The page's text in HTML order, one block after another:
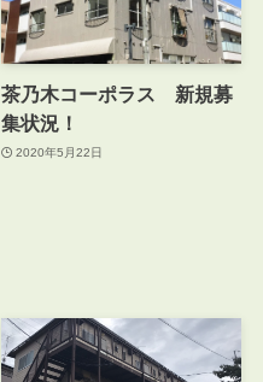
茶乃木コーポラス 新規募
集状況！
2020年5月22日